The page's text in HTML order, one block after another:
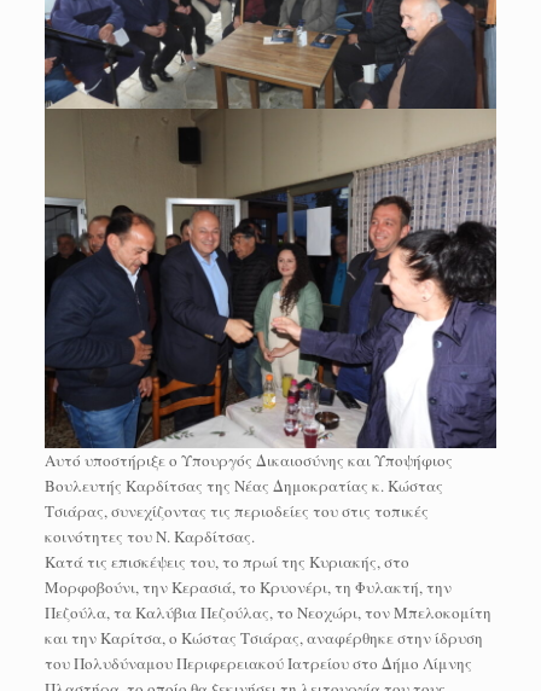
Αυτό υποστήριξε ο Υπουργός Δικαιοσύνης και Υποψήφιος
Βουλευτής Καρδίτσας της Νέας Δημοκρατίας κ. Κώστας
Τσιάρας, συνεχίζοντας τις περιοδείες του στις τοπικές
κοινότητες του Ν. Καρδίτσας.
Κατά τις επισκέψεις του, το πρωί της Κυριακής, στο
Μορφοβούνι, την Κερασιά, το Κρυονέρι, τη Φυλακτή, την
Πεζούλα, τα Καλύβια Πεζούλας, το Νεοχώρι, τον Μπελοκομίτη
και την Καρίτσα, ο Κώστας Τσιάρας, αναφέρθηκε στην ίδρυση
του Πολυδύναμου Περιφερειακού Ιατρείου στο Δήμο Λίμνης